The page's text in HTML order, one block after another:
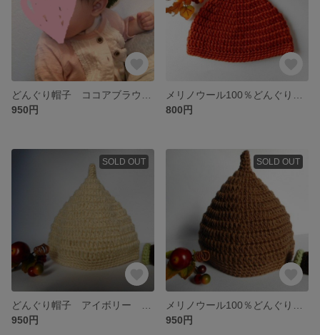
950円
800円
SOLD OUT
950円
SOLD OUT
950円